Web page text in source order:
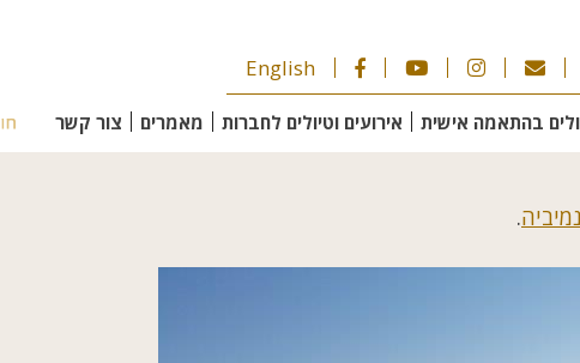
English
בהתאמה אישית אירועים וטיולים לחברות מאמרים צור קשר
.